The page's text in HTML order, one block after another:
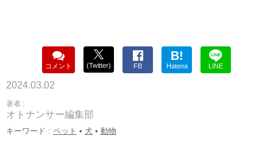
コメント (Twitter) FB
B!
Hatena LINE
2024.03.02
著者 :
オトナンサー編集部
キーワード : ペット • 犬 • 動物